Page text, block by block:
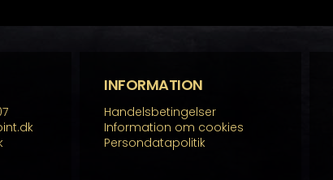
INFORMATION
Handelsbetingelser
Information om cookies
Persondatapolitik